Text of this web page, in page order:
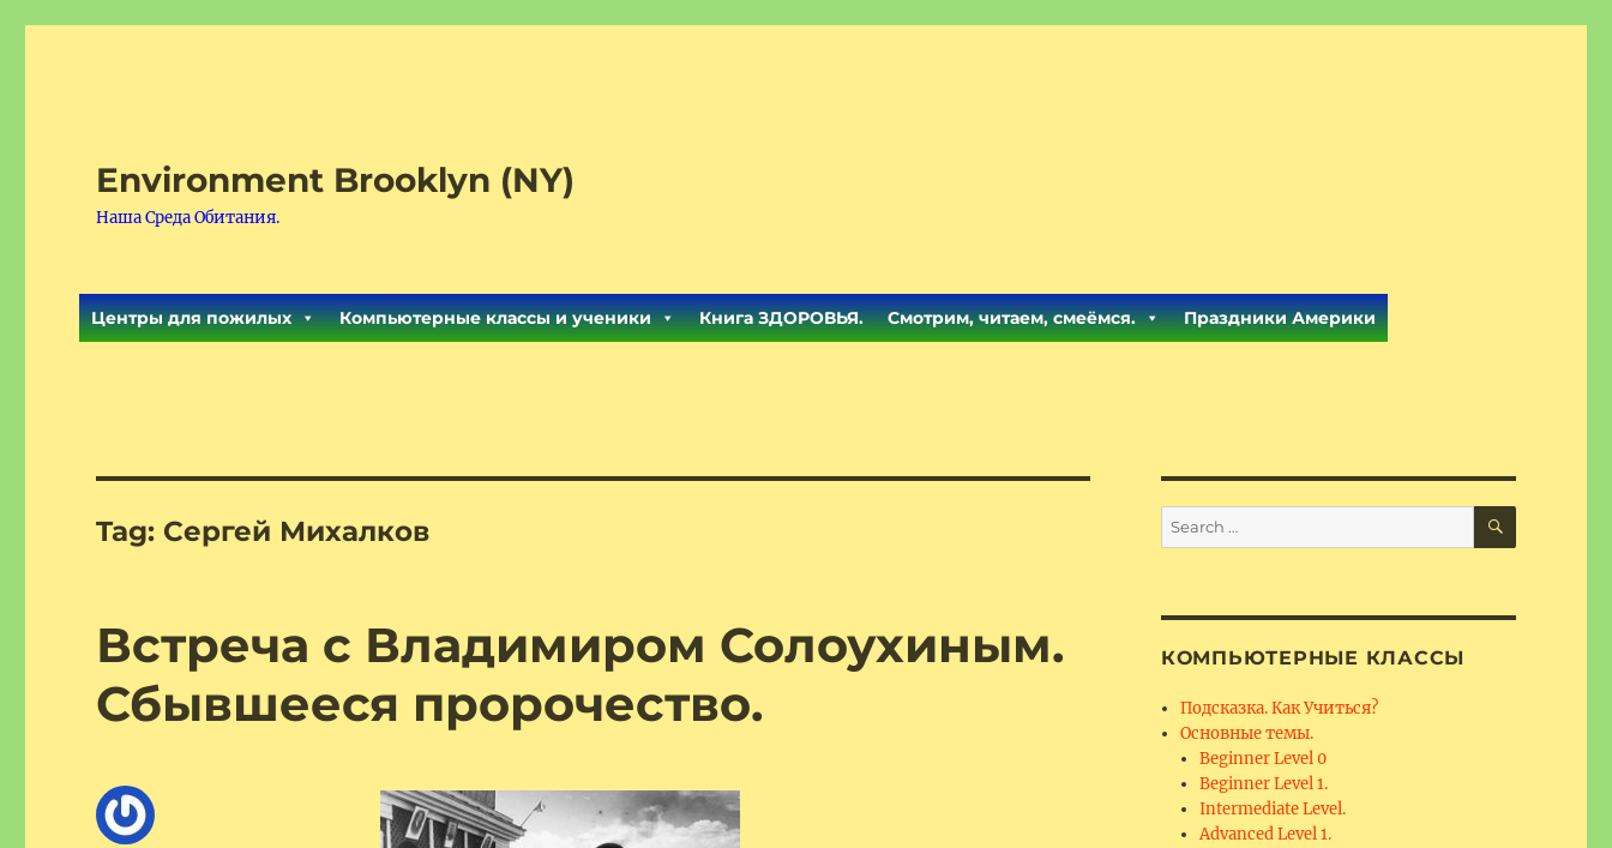
Environment Brooklyn (NY)
Наша Среда Обитания.
Центры для пожилых Компьютерные классы и ученики Книга ЗДОРОВЬЯ. Смотрим, читаем, смеёмся. Праздники Америки
Tag: Сергей Михалков
Встреча c Владимиром Солоухиным.
Сбывшееся пророчество.
Search
for:
SEARCH
КОМПЬЮТЕРНЫЕ КЛАССЫ
Подсказка. Как Учиться?
Основные темы.
Beginner Level 0
Beginner Level 1.
Intermediate Level.
Advanced Level 1.